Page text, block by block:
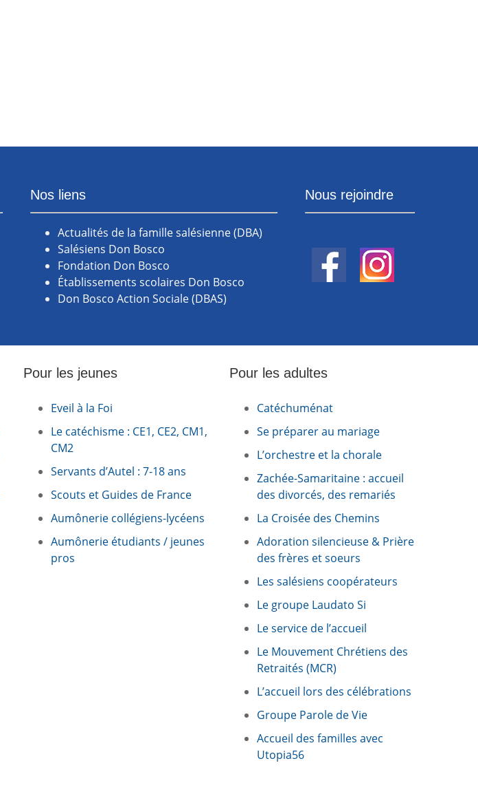
Nos liens
Actualités de la famille salésienne (DBA)
Salésiens Don Bosco
Fondation Don Bosco
Établissements scolaires Don Bosco
Don Bosco Action Sociale (DBAS)
Nous rejoindre
Pour les jeunes
Eveil à la Foi
Le catéchisme : CE1, CE2, CM1,
CM2
Servants d’Autel : 7-18 ans
Scouts et Guides de France
Aumônerie collégiens-lycéens
Aumônerie étudiants / jeunes
pros
Pour les adultes
Catéchuménat
Se préparer au mariage
L’orchestre et la chorale
Zachée-Samaritaine : accueil
des divorcés, des remariés
La Croisée des Chemins
Adoration silencieuse & Prière
des frères et soeurs
Les salésiens coopérateurs
Le groupe Laudato Si
Le service de l’accueil
Le Mouvement Chrétiens des
Retraités (MCR)
L’accueil lors des célébrations
Groupe Parole de Vie
Accueil des familles avec
Utopia56